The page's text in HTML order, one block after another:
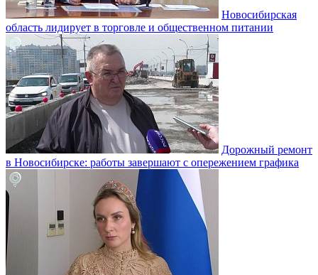
Новосибирская
область лидирует в торговле и общественном питании
Дорожный ремонт
в Новосибирске: работы завершают с опережением графика